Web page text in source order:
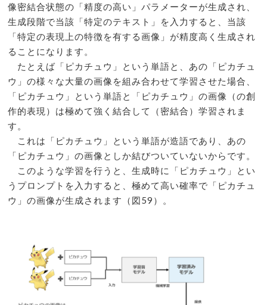
像密結合状態の「精度の高い」パラメーターが生成され、
生成段階で当該「特定のテキスト」を入力すると、当該
「特定の表現上の特徴を有する画像」が精度高く生成され
ることになります。
たとえば「ピカチュウ」という単語と、あの「ピカチュ
ウ」の様々な大量の画像を組み合わせて学習させた場合、
「ピカチュウ」という単語と「ピカチュウ」の画像（の創
作的表現）は極めて強く結合して（密結合）学習されま
す。
これは「ピカチュウ」という単語が造語であり、あの
「ピカチュウ」の画像としか結びついていないからです。
このような学習を行うと、生成時に「ピカチュウ」とい
うプロンプトを入力すると、極めて高い確率で「ピカチュ
ウ」の画像が生成されます（図59）。